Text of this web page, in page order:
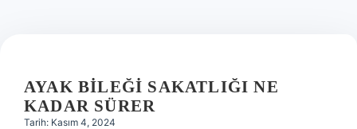
AYAK BILEĞI SAKATLIĞI NE
KADAR SÜRER
Tarih: Kasım 4, 2024